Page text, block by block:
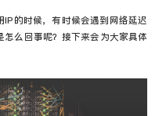
的时候，有时候会遇到网络延迟
么回事呢？接下来会为大家具体